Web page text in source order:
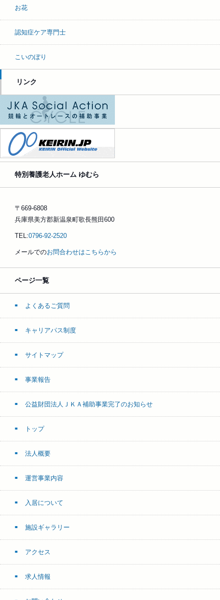
お花
認知症ケア専門士
こいのぼり
リンク
特別養護老人ホーム ゆむら
〒669-6808
兵庫県美方郡新温泉町歌長熊田600
TEL:0796-92-2520
メールでのお問合わせはこちらから
ページ一覧
よくあるご質問
キャリアパス制度
サイトマップ
事業報告
公益財団法人ＪＫＡ補助事業完了のお知らせ
トップ
法人概要
運営事業内容
入居について
施設ギャラリー
アクセス
求人情報